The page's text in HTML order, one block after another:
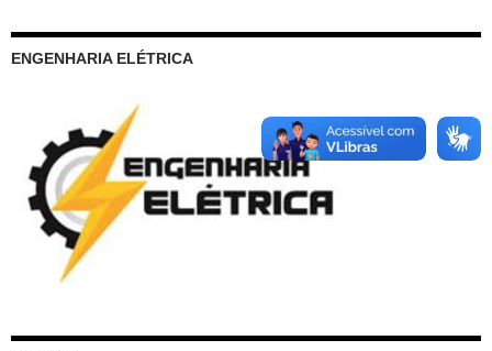
ENGENHARIA ELÉTRICA